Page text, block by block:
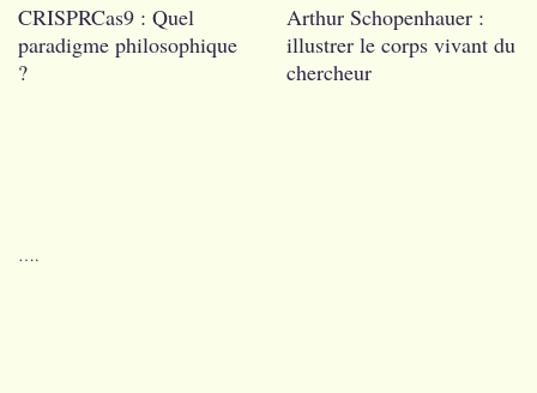
CRISPRCas9 : Quel
paradigme philosophique
?
Arthur Schopenhauer :
illustrer le corps vivant du
chercheur
….